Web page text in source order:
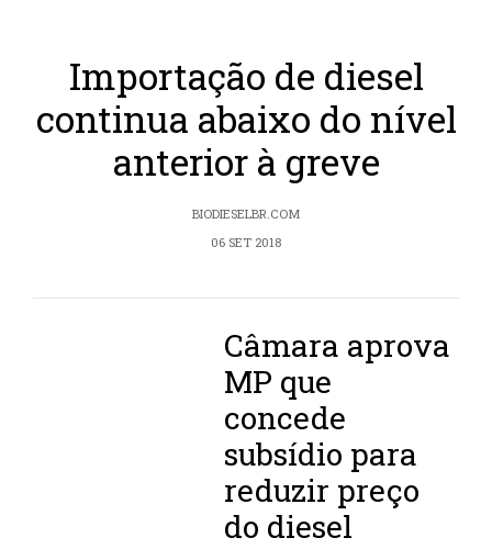
Importação de diesel
continua abaixo do nível
anterior à greve
BIODIESELBR.COM
06 SET 2018
Câmara aprova
MP que
concede
subsídio para
reduzir preço
do diesel